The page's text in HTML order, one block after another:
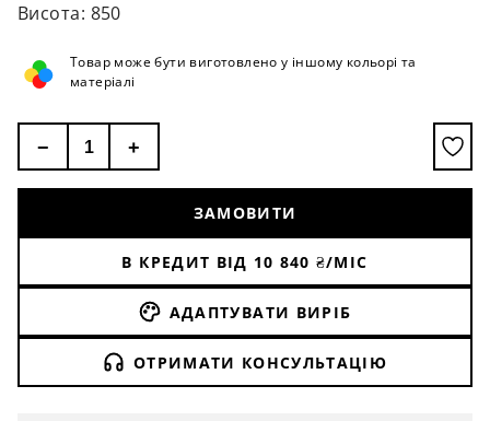
Висота: 850
Товар може бути виготовлено у іншому кольорі та
матеріалі
− +
ЗАМОВИТИ
В КРЕДИТ ВІД 10 840 ₴/МІС
АДАПТУВАТИ ВИРІБ
ОТРИМАТИ КОНСУЛЬТАЦІЮ